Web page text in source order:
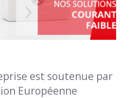
est soutenue par
Européenne